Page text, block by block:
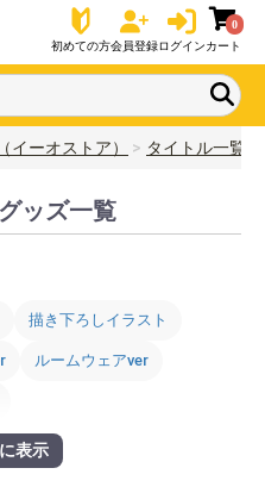
初めての方会員登録ログイン
0
カート
ーオストア） タイトル一覧
ッズ一覧
描き下ろしイラスト
ルームウェアver
表示